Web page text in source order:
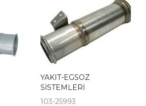
YAKIT-EGSOZ
SİSTEMLERİ
103-25993